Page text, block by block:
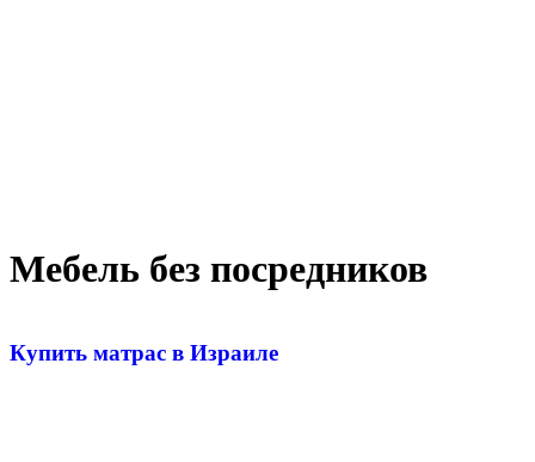
Мебель без посредников
Купить матрас в Израиле